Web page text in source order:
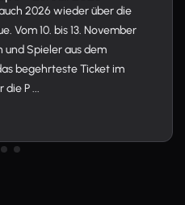
2026 wieder über die
Vom 10. bis 13. November
Spieler aus dem
begehrteste Ticket im
P ...